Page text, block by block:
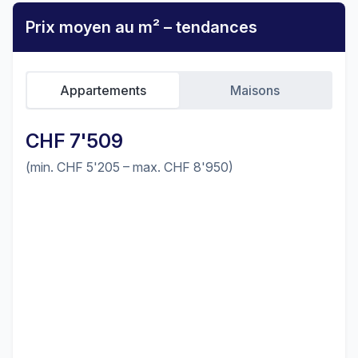
Prix moyen au m² – tendances
CHF 7'509
(min. CHF 5'205 – max. CHF 8'950)
Appartements Maisons